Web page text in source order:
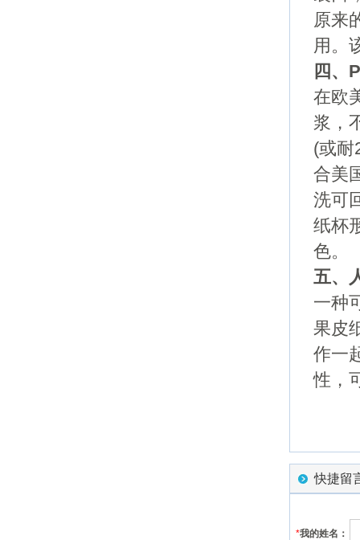
原来
用。
四、
在欧
浆，
(或
合美
洗可
纸杯
色。
五、
一种
果皮
作一
性，
快捷留
*我的姓名：